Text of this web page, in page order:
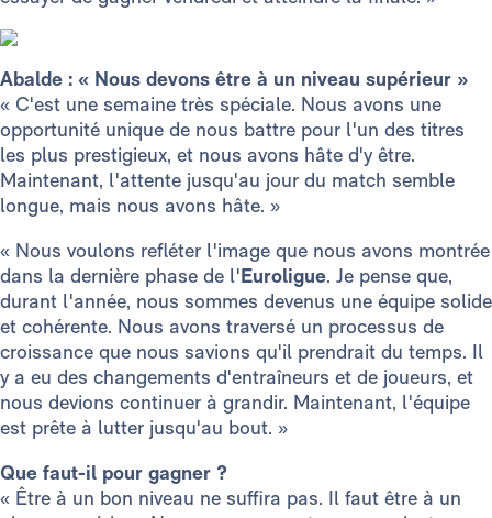
Abalde : « Nous devons être à un niveau supérieur »
« C'est une semaine très spéciale. Nous avons une
opportunité unique de nous battre pour l'un des titres
les plus prestigieux, et nous avons hâte d'y être.
Maintenant, l'attente jusqu'au jour du match semble
longue, mais nous avons hâte. »
« Nous voulons refléter l'image que nous avons montrée
dans la dernière phase de l'Euroligue. Je pense que,
durant l'année, nous sommes devenus une équipe solide
et cohérente. Nous avons traversé un processus de
croissance que nous savions qu'il prendrait du temps. Il
y a eu des changements d'entraîneurs et de joueurs, et
nous devions continuer à grandir. Maintenant, l'équipe
est prête à lutter jusqu'au bout. »
Que faut-il pour gagner ?
« Être à un bon niveau ne suffira pas. Il faut être à un